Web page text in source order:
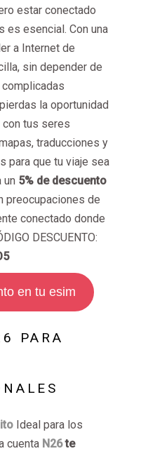
estar conectado
es esencial. Con una
a Internet de
sin depender de
la oportunidad
tus seres
traducciones y
para que tu viaje sea
un 5% de descuento
preocupaciones de
conectado donde
DESCUENTO:
en tu esim
PARA
Ideal para los
cuenta N26te